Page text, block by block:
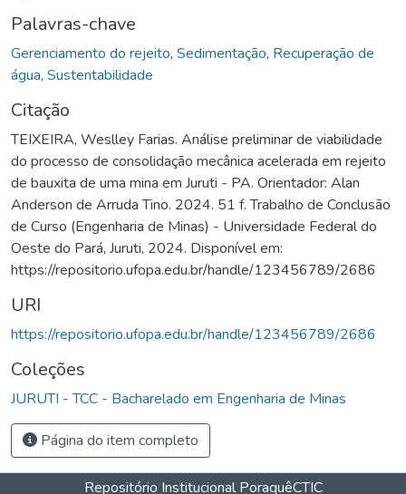
Palavras-chave
Gerenciamento do rejeito, Sedimentação, Recuperação de
água, Sustentabilidade
Citação
TEIXEIRA, Weslley Farias. Análise preliminar de viabilidade
do processo de consolidação mecânica acelerada em rejeito
de bauxita de uma mina em Juruti - PA. Orientador: Alan
Anderson de Arruda Tino. 2024. 51 f. Trabalho de Conclusão
de Curso (Engenharia de Minas) - Universidade Federal do
Oeste do Pará, Juruti, 2024. Disponível em:
https://repositorio.ufopa.edu.br/handle/123456789/2686
URI
https://repositorio.ufopa.edu.br/handle/123456789/2686
Coleções
JURUTI - TCC - Bacharelado em Engenharia de Minas
Página do item completo
Repositório Institucional PoraquêCTIC